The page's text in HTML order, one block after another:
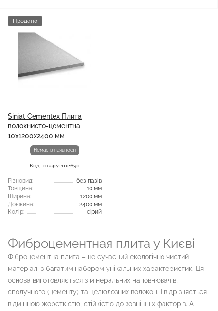
Продано
Siniat Cementex Плита
волокнисто-цементна
10x1200x2400 мм
Немає в наявності
Код товару: 102690
Різновид:
без пазів
Товщина:
10 мм
Ширина:
1200 мм
Довжина:
2400 мм
Колір:
сірий
Фиброцементная плита у Києві
Фіброцементна плита – це сучасний екологічно чистий
матеріал із багатим набором унікальних характеристик. Ця
основа виготовляється з мінеральних наповнювачів,
сполучного (цементу) та целюлозних волокон. І відрізняється
відмінною жорсткістю, стійкістю до зовнішніх факторів. А